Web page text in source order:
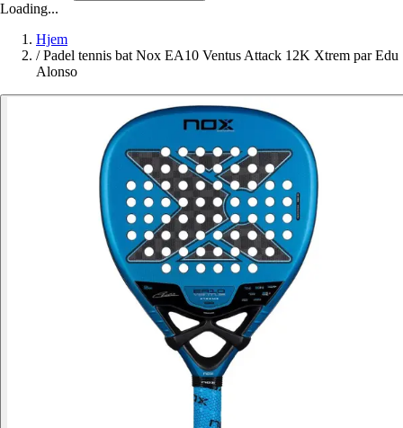
Loading...
Hjem
/ Padel tennis bat Nox EA10 Ventus Attack 12K Xtrem par Edu
Alonso